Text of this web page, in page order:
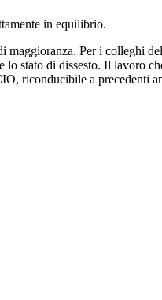
in equilibrio.
Per i colleghi
lo stato di dissesto. Il lavoro
riconducibile a precedenti